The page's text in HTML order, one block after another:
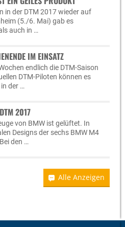
in der DTM 2017 wieder auf
(5./6. Mai) gab es
auch in …
IM EINSATZ
endlich die DTM-Saison
DTM-Piloten können es
der …
2017
von BMW ist gelüftet. In
Designs der sechs BMW M4
den …
Alle Anzeigen